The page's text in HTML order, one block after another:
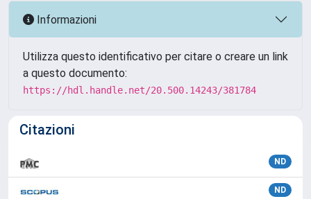
Informazioni
Utilizza questo identificativo per citare o creare un link
a questo documento:
https://hdl.handle.net/20.500.14243/381784
Citazioni
ND
ND